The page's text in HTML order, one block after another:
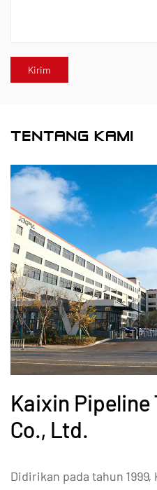
TENTANG KAMI
Kaixin Pipeline
Co., Ltd.
Didirikan pada tahun